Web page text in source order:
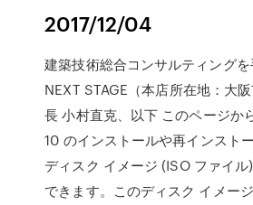
2017/12/04
建築技術総合コンサルティング
NEXT STAGE（本店所在地：大
長 小村直克、以下 このページか
10 のインストールや再インスト
ディスク イメージ (ISO ファイ
できます。このディスク イメー